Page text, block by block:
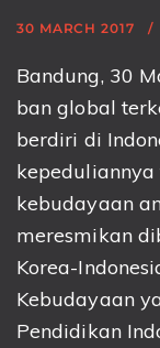
30 MARCH 2017
Bandung, 30
ban global
berdiri di
kebudayaan
meresmikan
Korea-
Kebudayaan
Pendidikan